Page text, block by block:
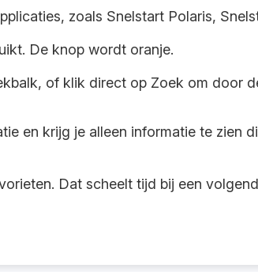
zoals Snelstart Polaris,
De knop wordt oranje.
of klik direct op Zoek om door
en krijg je alleen informatie te zien
Dat scheelt tijd bij een